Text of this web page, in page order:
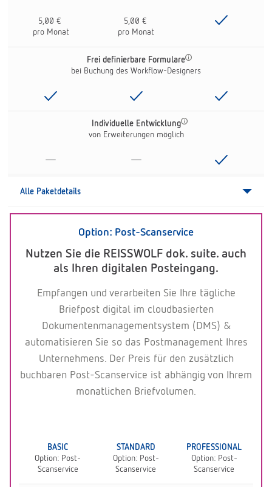
5,00 €
pro Monat
5,00 €
pro Monat
Frei definierbare Formulare
bei Buchung des Workflow-Designers
Individuelle Entwicklung
von Erweiterungen möglich
Alle Paketdetails
Option: Post-Scanservice
Nutzen Sie die REISSWOLF dok. suite. auch
als Ihren digitalen Posteingang.
Empfangen und verarbeiten Sie Ihre tägliche
Briefpost digital im cloudbasierten
Dokumentenmanagementsystem (DMS) &
automatisieren Sie so das Postmanagement Ihres
Unternehmens. Der Preis für den zusätzlich
buchbaren Post-Scanservice ist abhängig von Ihrem
monatlichen Briefvolumen.
BASIC
Option: Post-
Scanservice
STANDARD
Option: Post-
Scanservice
PROFESSIONAL
Option: Post-
Scanservice